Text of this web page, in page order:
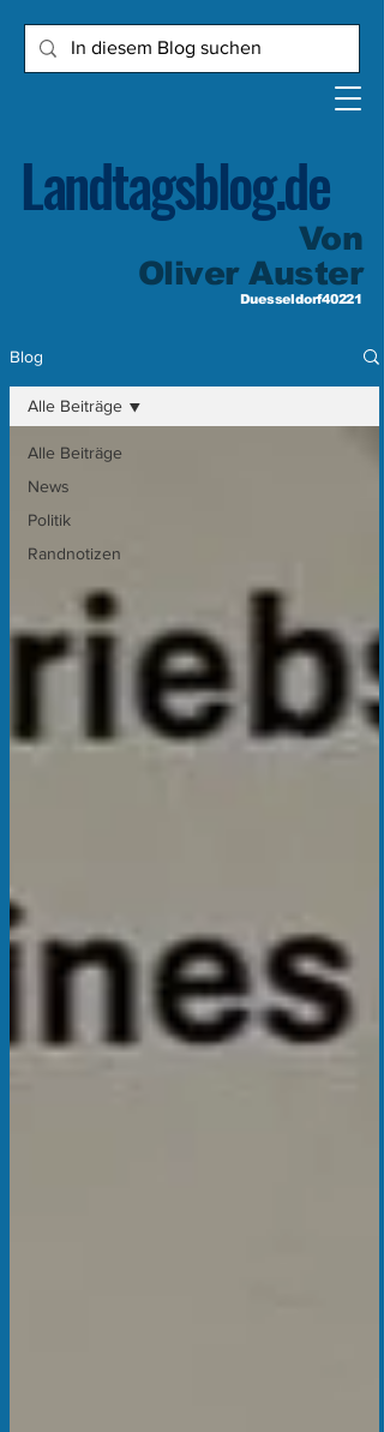
Landtagsblog.de
Von
Oliver Auster
Duesseldorf40221
Blog
Alle Beiträge
News
Politik
Randnotizen
Alle Beiträge